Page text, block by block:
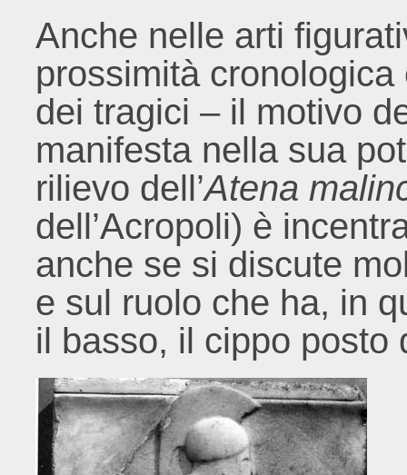
Anche nelle arti
prossimità
dei tragici – il motivo
manifesta nella sua
rilievo dell’Atena
dell’Acropoli) è
anche se si discute
e sul ruolo che ha, in
il basso, il cippo posto